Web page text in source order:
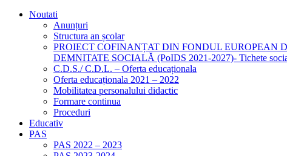
Noutati
Anunțuri
Structura an școlar
PROIECT COFINANȚAT DIN FONDUL EUROPEAN
DEMNITATE SOCIALĂ (PoIDS 2021-2027)- Tichete
C.D.S./ C.D.L. – Oferta educaționala
Oferta educaționala 2021 – 2022
Mobilitatea personalului didactic
Formare continua
Proceduri
Educativ
PAS
PAS 2022 – 2023